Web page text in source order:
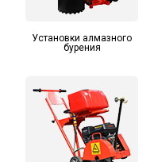
Установки алмазного
бурения